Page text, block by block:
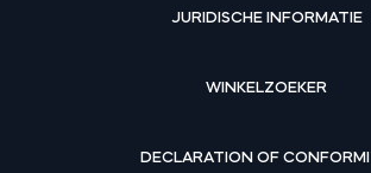
JURIDISCHE INFORMATIE
WINKELZOEKER
DECLARATION OF